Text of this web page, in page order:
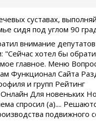
суставах,
сидя под углом 90
внимание
"Сейчас хотел бы
главное. Меню
Функционал Сайта
и групп Рейтинг
Для новеньких
спросил (а)....
подвижного